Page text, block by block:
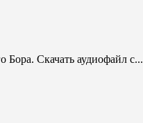
Бора. Скачать аудиофайл с...